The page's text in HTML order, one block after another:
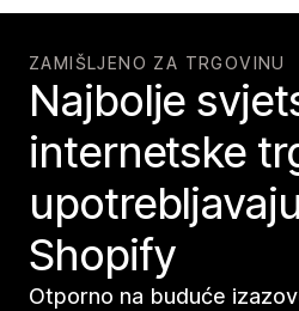
ZAMIŠLJENO ZA TRGOVINU
Najbolje
internetske
Shopify
Otporno na buduće